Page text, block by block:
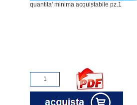
quantita' minima acquistabile pz.1